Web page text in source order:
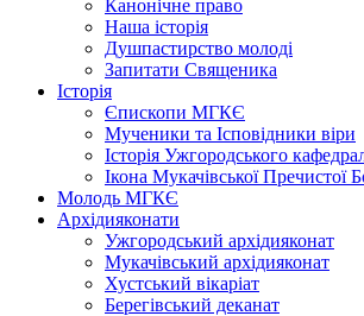
Канонічне право
Наша історія
Душпастирство молоді
Запитати Священика
Історія
Єпископи МГКЄ
Мученики та Ісповідники віри
Історія Ужгородського
Ікона Мукачівської Пречистої
Молодь МГКЄ
Архідияконати
Ужгородський архідияконат
Мукачівський архідияконат
Хустський вікаріат
Берегівський деканат